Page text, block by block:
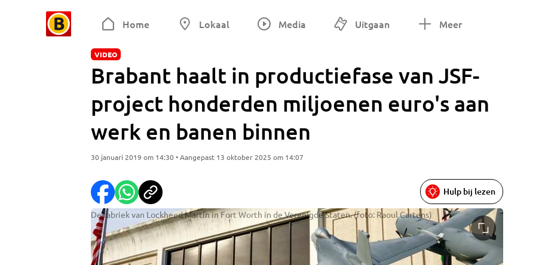
Home Lokaal Media Uitgaan Meer
VIDEO
Brabant haalt in productiefase van JSF-
project honderden miljoenen euro's aan
werk en banen binnen
30 januari 2019 om 14:30 • Aangepast 13 oktober 2025 om 14:07
De fabriek van Lockheed Martin in Fort Worth in de Verenigde Staten. (foto: Raoul Cartens)
Hulp bij lezen